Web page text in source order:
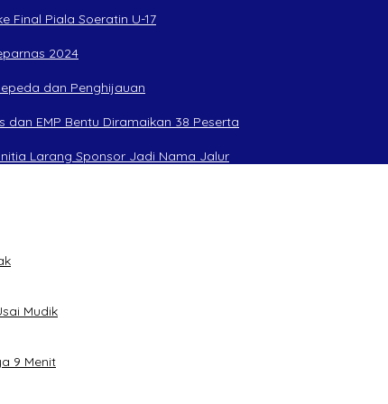
Final Piala Soeratin U-17
2024
dan Penghijauan
dan EMP Bentu Diramaikan 38 Peserta
Larang Sponsor Jadi Nama Jalur
Mudik
9 Menit